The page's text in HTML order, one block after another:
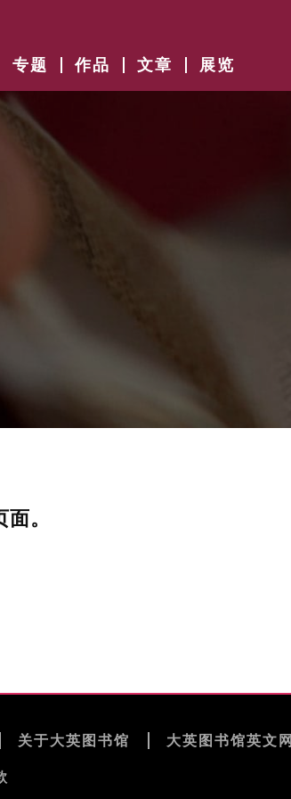
专题 作品 文章 展览
。
关于大英图书馆 大英图书馆英文网